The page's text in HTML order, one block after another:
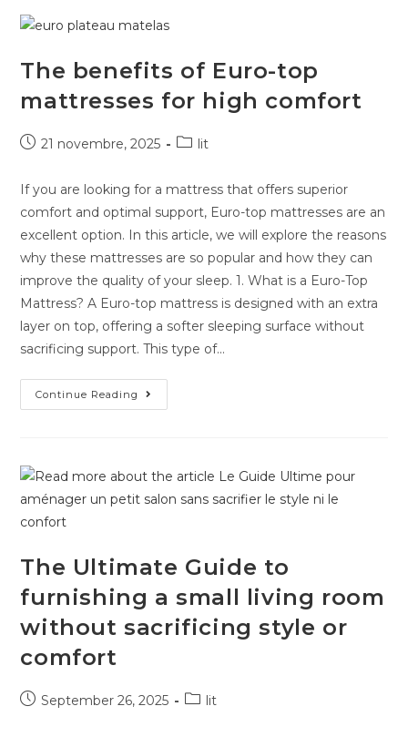
The benefits of Euro-top
mattresses for high comfort
21 novembre, 2025 lit
If you are looking for a mattress that offers superior
comfort and optimal support, Euro-top mattresses are an
excellent option. In this article, we will explore the reasons
why these mattresses are so popular and how they can
improve the quality of your sleep. 1. What is a Euro-Top
Mattress? A Euro-top mattress is designed with an extra
layer on top, offering a softer sleeping surface without
sacrificing support. This type of...
Continue Reading
The Ultimate Guide to
furnishing a small living room
without sacrificing style or
comfort
September 26, 2025 lit